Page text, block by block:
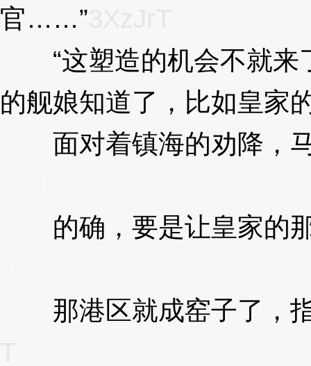
官……”
“这塑造的机会不就来
的舰娘知道了，比如皇
面对着镇海的劝降，马
的确，要是让皇家的
那港区就成窑子了，指